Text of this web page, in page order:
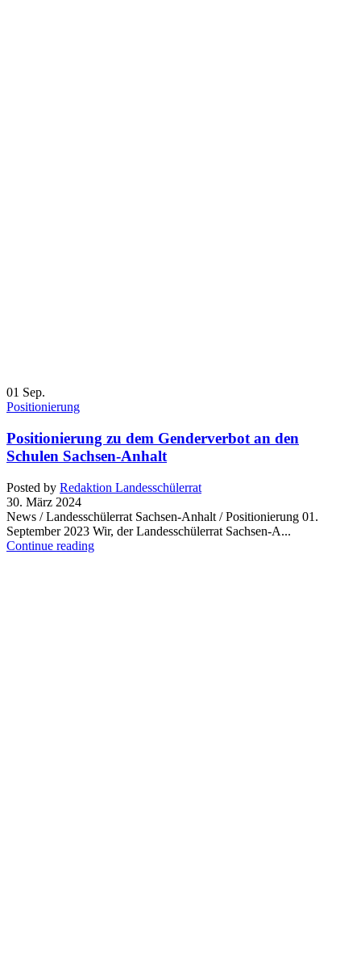
01 Sep.
Positionierung
Positionierung zu dem Genderverbot an den
Schulen Sachsen-Anhalt
Posted by Redaktion Landesschülerrat
30. März 2024
News / Landesschülerrat Sachsen-Anhalt / Positionierung 01.
September 2023 Wir, der Landesschülerrat Sachsen-A...
Continue reading